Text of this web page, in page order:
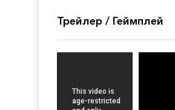
Трейлер / Геймплей